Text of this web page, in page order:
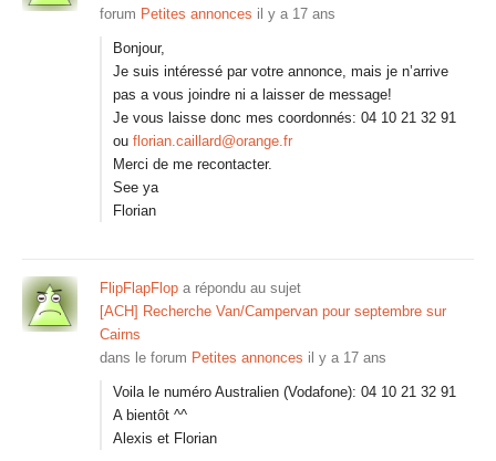
forum Petites annonces il y a 17 ans
Bonjour,
Je suis intéressé par votre annonce, mais je n’arrive
pas a vous joindre ni a laisser de message!
Je vous laisse donc mes coordonnés: 04 10 21 32 91
ou florian.caillard@orange.fr
Merci de me recontacter.
See ya
Florian
FlipFlapFlop a répondu au sujet
[ACH] Recherche Van/Campervan pour septembre sur
Cairns
dans le forum Petites annonces il y a 17 ans
Voila le numéro Australien (Vodafone): 04 10 21 32 91
A bientôt ^^
Alexis et Florian